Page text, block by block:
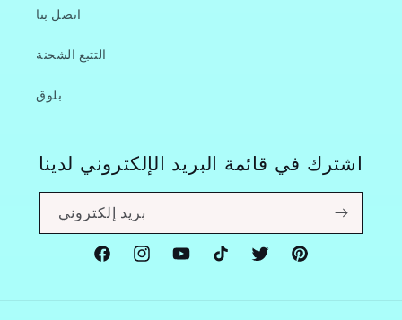
اتصل بنا
التتبع الشحنة
بلوق
اشترك في قائمة البريد الإلكتروني لدينا
بريد إلكتروني
FacebookInstagramYouTubeTikTok TwitterPinterest